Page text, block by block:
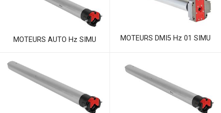
MOTEURS AUTO Hz SIMU MOTEURS DMI5 Hz 01 SIMU